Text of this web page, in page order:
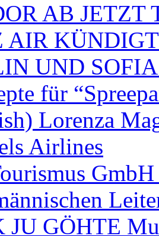
AB
AIR
UND
für
Lorenza
Airlines
JU GÖHTE